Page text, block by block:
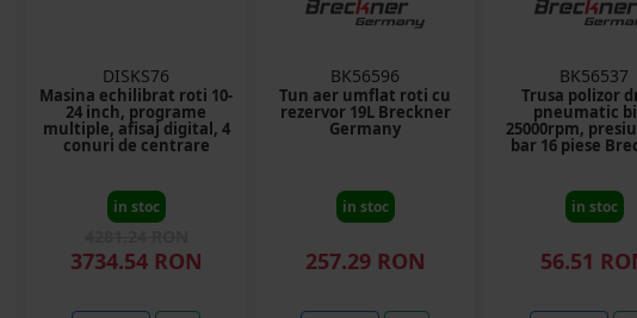
DISKS76
Masina echilibrat roti 10-
24 inch, programe
multiple, afisaj digital, 4
conuri de centrare
in stoc
3734.54 RON
BK56596
Tun aer umflat roti cu
rezervor 19L Breckner
Germany
in stoc
257.29 RON
BK56537
Trusa polizor
pneumatic
25000rpm,
bar 16 piese
Germany
in stoc
56.51